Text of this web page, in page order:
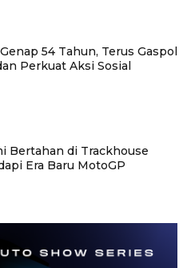
54 Tahun, Terus Gaspol
Perkuat Aksi Sosial
Bertahan di Trackhouse
Era Baru MotoGP